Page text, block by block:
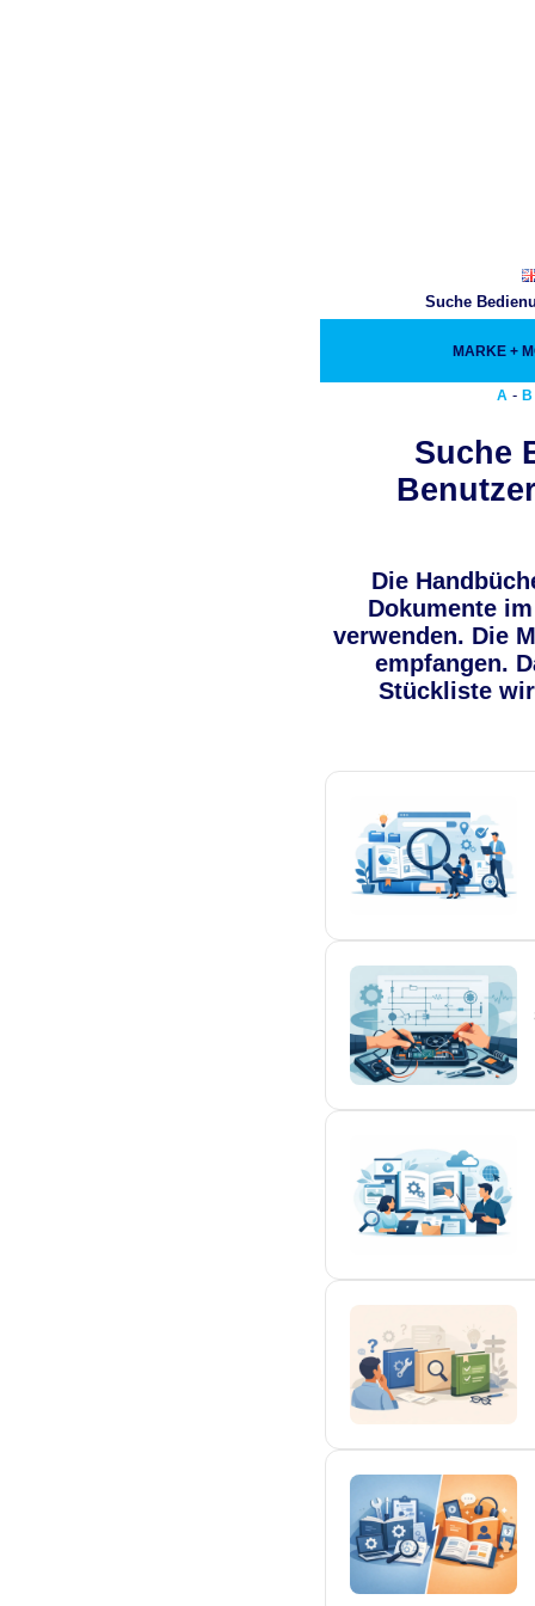
Suche
MARKE +
A - B
Suche
Die
Dokumente
verwenden. Die
empfangen.
Stückliste